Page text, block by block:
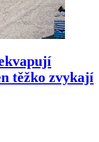
těžko zvykají